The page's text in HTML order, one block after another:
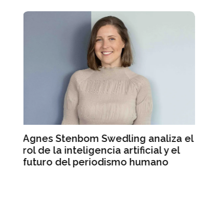
el
Mercado Libre registra ingresos
récord pero sus acciones caen en
Wall Street